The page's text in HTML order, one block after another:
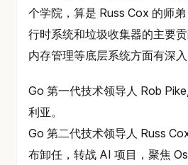
个学院，算是 Russ Cox 的师
行时系统和垃圾收集器的主要
内存管理等底层系统方面有深入
Go 第一代技术领导人 Rob
利亚。
Go 第二代技术领导人 Russ
布卸任，转战 AI 项目，聚焦